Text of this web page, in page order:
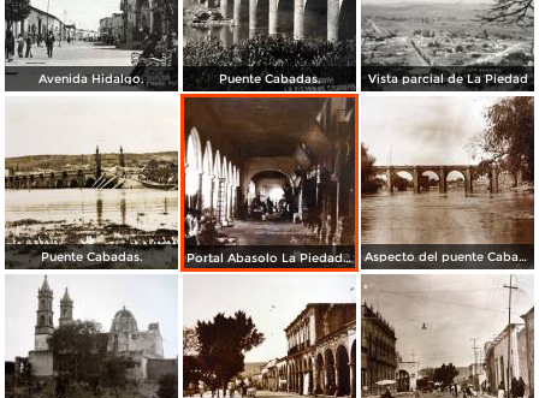
Avenida Hidalgo. Puente Cabadas. Vista parcial de La Piedad
Puente Cabadas. Portal Abasolo La Piedad, Michoacán. Aspecto del puente Cabadas y lavanderas en la orilla del rio La Piedad, Michoacán.